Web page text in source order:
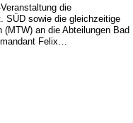
die
SÜD sowie die gleichzeitige
(MTW) an die Abteilungen Bad
Felix…